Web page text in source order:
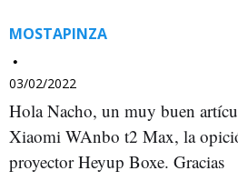
MOSTAPINZA
03/02/2022
Hola Nacho, un muy buen
Xiaomi WAnbo t2 Max, la
proyector Heyup Boxe. Gracias